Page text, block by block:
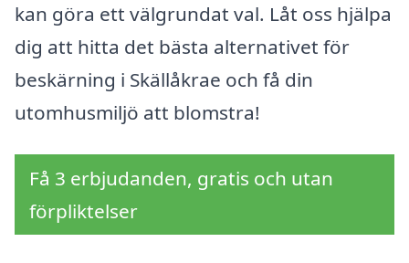
kan göra ett välgrundat val. Låt oss hjälpa
dig att hitta det bästa alternativet för
beskärning i Skällåkrae och få din
utomhusmiljö att blomstra!
Få 3 erbjudanden, gratis och utan
förpliktelser